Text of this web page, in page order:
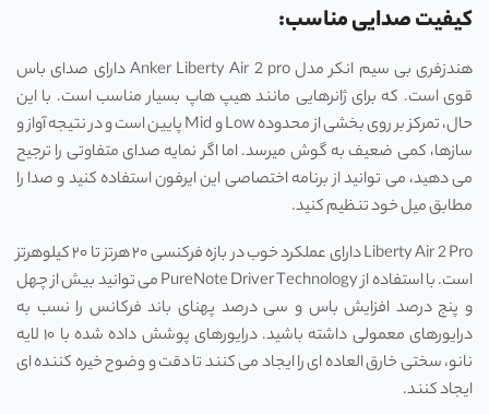
کیفیت صدایی مناسب:
هندزفری بی سیم انکر مدل Anker Liberty Air 2 pro دارای صدای باس
قوی است. که برای ژانرهایی مانند هیپ هاپ بسیار مناسب است. با این
حال، تمرکز بر روی بخشی از محدوده Low و Mid پایین است و در نتیجه آواز و
سازها، کمی ضعیف به گوش میرسد. اما اگر نمایه صدای متفاوتی را ترجیح
می دهید، می توانید از برنامه اختصاصی این ایرفون استفاده کنید و صدا را
مطابق میل خود تنظیم کنید.
Liberty Air 2 Pro دارای عملکرد خوب در بازه فرکنسی ۲۰ هرتز تا ۲۰ کیلوهرتز
است. با استفاده از PureNote Driver Technology می توانید بیش از چهل
و پنج درصد افزایش باس و سی درصد پهنای باند فرکانس را نسب به
درایورهای معمولی داشته باشید. درایورهای پوشش داده شده با ۱۰ لایه
نانو، سختی خارق العاده ای را ایجاد می کنند تا دقت و وضوح خیره کننده ای
ایجاد کنند.